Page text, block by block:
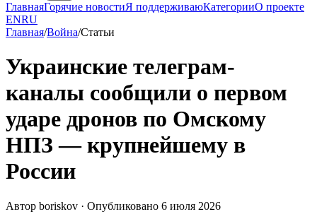
ГлавнаяГорячие новостиЯ поддерживаюКатегорииО проекте
ENRU
Главная/Война/Статьи
Украинские телеграм-
каналы сообщили о первом
ударе дронов по Омскому
НПЗ — крупнейшему в
России
Автор boriskov · Опубликовано 6 июля 2026